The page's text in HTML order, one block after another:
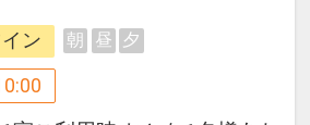
気清浄機全室完備
！
ン 朝 昼 夕